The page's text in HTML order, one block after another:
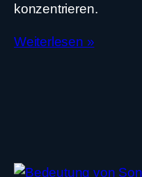
konzentrieren.
Weiterlesen »